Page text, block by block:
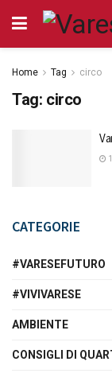
Home Tag circo
Tag: circo
CATEGORIE
#VARESEFUTURO
#VIVIVARESE
AMBIENTE
CONSIGLI DI